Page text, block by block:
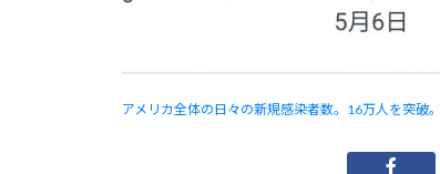
アメリカ全体の日々の新規感染者数。16万人を突破